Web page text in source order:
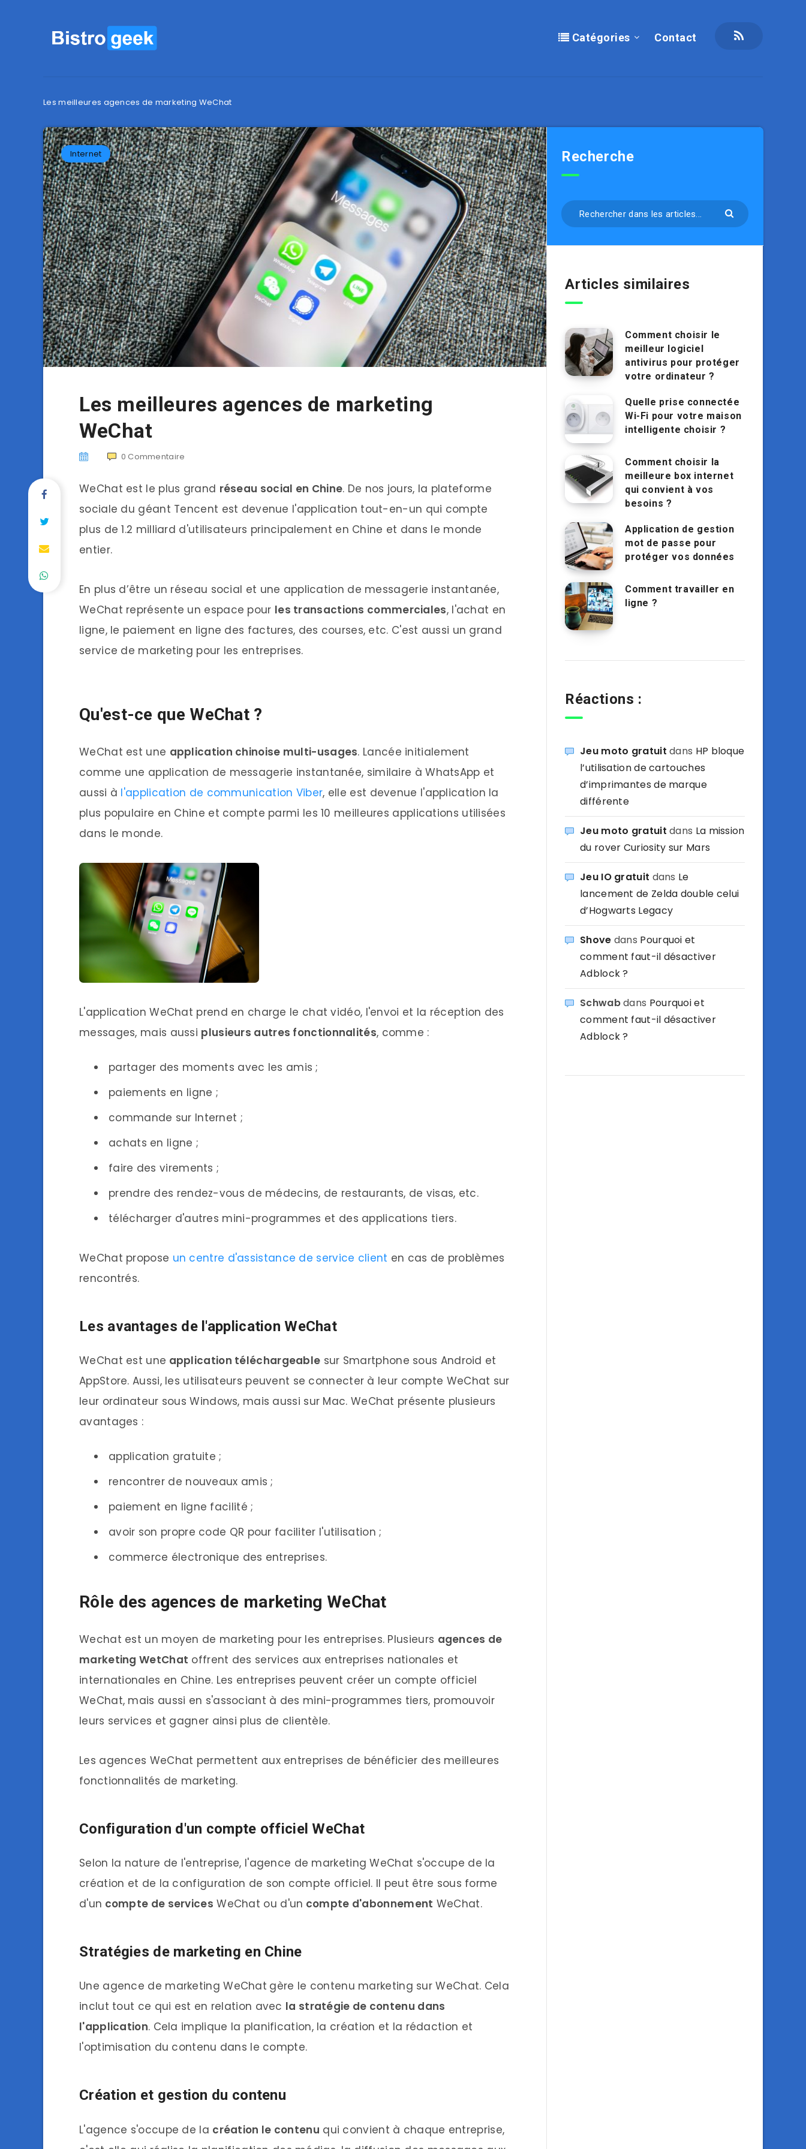
Catégories Contact
Les meilleures agences de marketing WeChat
Internet
Les meilleures agences de marketing
WeChat
0 Commentaire
WeChat est le plus grand réseau social en Chine. De nos jours, la plateforme
sociale du géant Tencent est devenue l'application tout-en-un qui compte
plus de 1.2 milliard d'utilisateurs principalement en Chine et dans le monde
entier.
En plus d’être un réseau social et une application de messagerie instantanée,
WeChat représente un espace pour les transactions commerciales, l'achat en
ligne, le paiement en ligne des factures, des courses, etc. C'est aussi un grand
service de marketing pour les entreprises.
Qu'est-ce que WeChat ?
WeChat est une application chinoise multi-usages. Lancée initialement
comme une application de messagerie instantanée, similaire à WhatsApp et
aussi à l'application de communication Viber, elle est devenue l'application la
plus populaire en Chine et compte parmi les 10 meilleures applications utilisées
dans le monde.
L'application WeChat prend en charge le chat vidéo, l'envoi et la réception des
messages, mais aussi plusieurs autres fonctionnalités, comme :
partager des moments avec les amis ;
paiements en ligne ;
commande sur Internet ;
achats en ligne ;
faire des virements ;
prendre des rendez-vous de médecins, de restaurants, de visas, etc.
télécharger d'autres mini-programmes et des applications tiers.
WeChat propose un centre d'assistance de service client en cas de problèmes
rencontrés.
Les avantages de l'application WeChat
WeChat est une application téléchargeable sur Smartphone sous Android et
AppStore. Aussi, les utilisateurs peuvent se connecter à leur compte WeChat sur
leur ordinateur sous Windows, mais aussi sur Mac. WeChat présente plusieurs
avantages :
application gratuite ;
rencontrer de nouveaux amis ;
paiement en ligne facilité ;
avoir son propre code QR pour faciliter l'utilisation ;
commerce électronique des entreprises.
Rôle des agences de marketing WeChat
Wechat est un moyen de marketing pour les entreprises. Plusieurs agences de
marketing WetChat offrent des services aux entreprises nationales et
internationales en Chine. Les entreprises peuvent créer un compte officiel
WeChat, mais aussi en s'associant à des mini-programmes tiers, promouvoir
leurs services et gagner ainsi plus de clientèle.
Les agences WeChat permettent aux entreprises de bénéficier des meilleures
fonctionnalités de marketing.
Configuration d'un compte officiel WeChat
Selon la nature de l'entreprise, l'agence de marketing WeChat s'occupe de la
création et de la configuration de son compte officiel. Il peut être sous forme
d'un compte de services WeChat ou d'un compte d'abonnement WeChat.
Stratégies de marketing en Chine
Une agence de marketing WeChat gère le contenu marketing sur WeChat. Cela
inclut tout ce qui est en relation avec la stratégie de contenu dans
l'application. Cela implique la planification, la création et la rédaction et
l'optimisation du contenu dans le compte.
Création et gestion du contenu
L'agence s'occupe de la création le contenu qui convient à chaque entreprise,
Recherche
Articles similaires
Comment choisir le
meilleur logiciel
antivirus pour protéger
votre ordinateur ?
Quelle prise connectée
Wi-Fi pour votre maison
intelligente choisir ?
Comment choisir la
meilleure box internet
qui convient à vos
besoins ?
Application de gestion
mot de passe pour
protéger vos données
Comment travailler en
ligne ?
Réactions :
Jeu moto gratuit dans HP bloque
l’utilisation de cartouches
d’imprimantes de marque
différente
Jeu moto gratuit dans La mission
du rover Curiosity sur Mars
Jeu IO gratuit dans Le
lancement de Zelda double celui
d’Hogwarts Legacy
Shove dans Pourquoi et
comment faut-il désactiver
Adblock ?
Schwabdans Pourquoi et
comment faut-il désactiver
Adblock ?